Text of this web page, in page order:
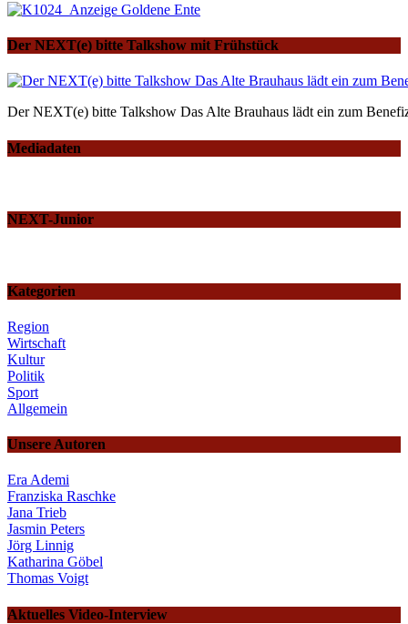
Der NEXT(e) bitte Talkshow mit Frühstück
Der NEXT(e) bitte Talkshow Das Alte Brauhaus lädt ein zum
Mediadaten
NEXT-Junior
Kategorien
Region
Wirtschaft
Kultur
Politik
Sport
Allgemein
Unsere Autoren
Era Ademi
Franziska Raschke
Jana Trieb
Jasmin Peters
Jörg Linnig
Katharina Göbel
Thomas Voigt
Aktuelles Video-Interview